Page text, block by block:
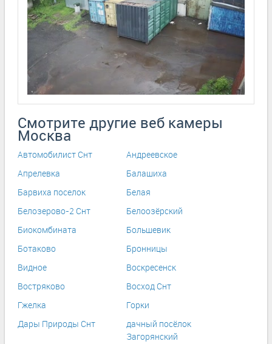
Смотрите другие веб камеры
Москва
Автомобилист Снт
Андреевское
Апрелевка
Балашиха
Барвиха поселок
Белая
Белозерово-2 Снт
Белоозёрский
Биокомбината
Большевик
Ботаково
Бронницы
Видное
Воскресенск
Востряково
Восход Снт
Гжелка
Горки
Дары Природы Снт
дачный посёлок
Загорянский